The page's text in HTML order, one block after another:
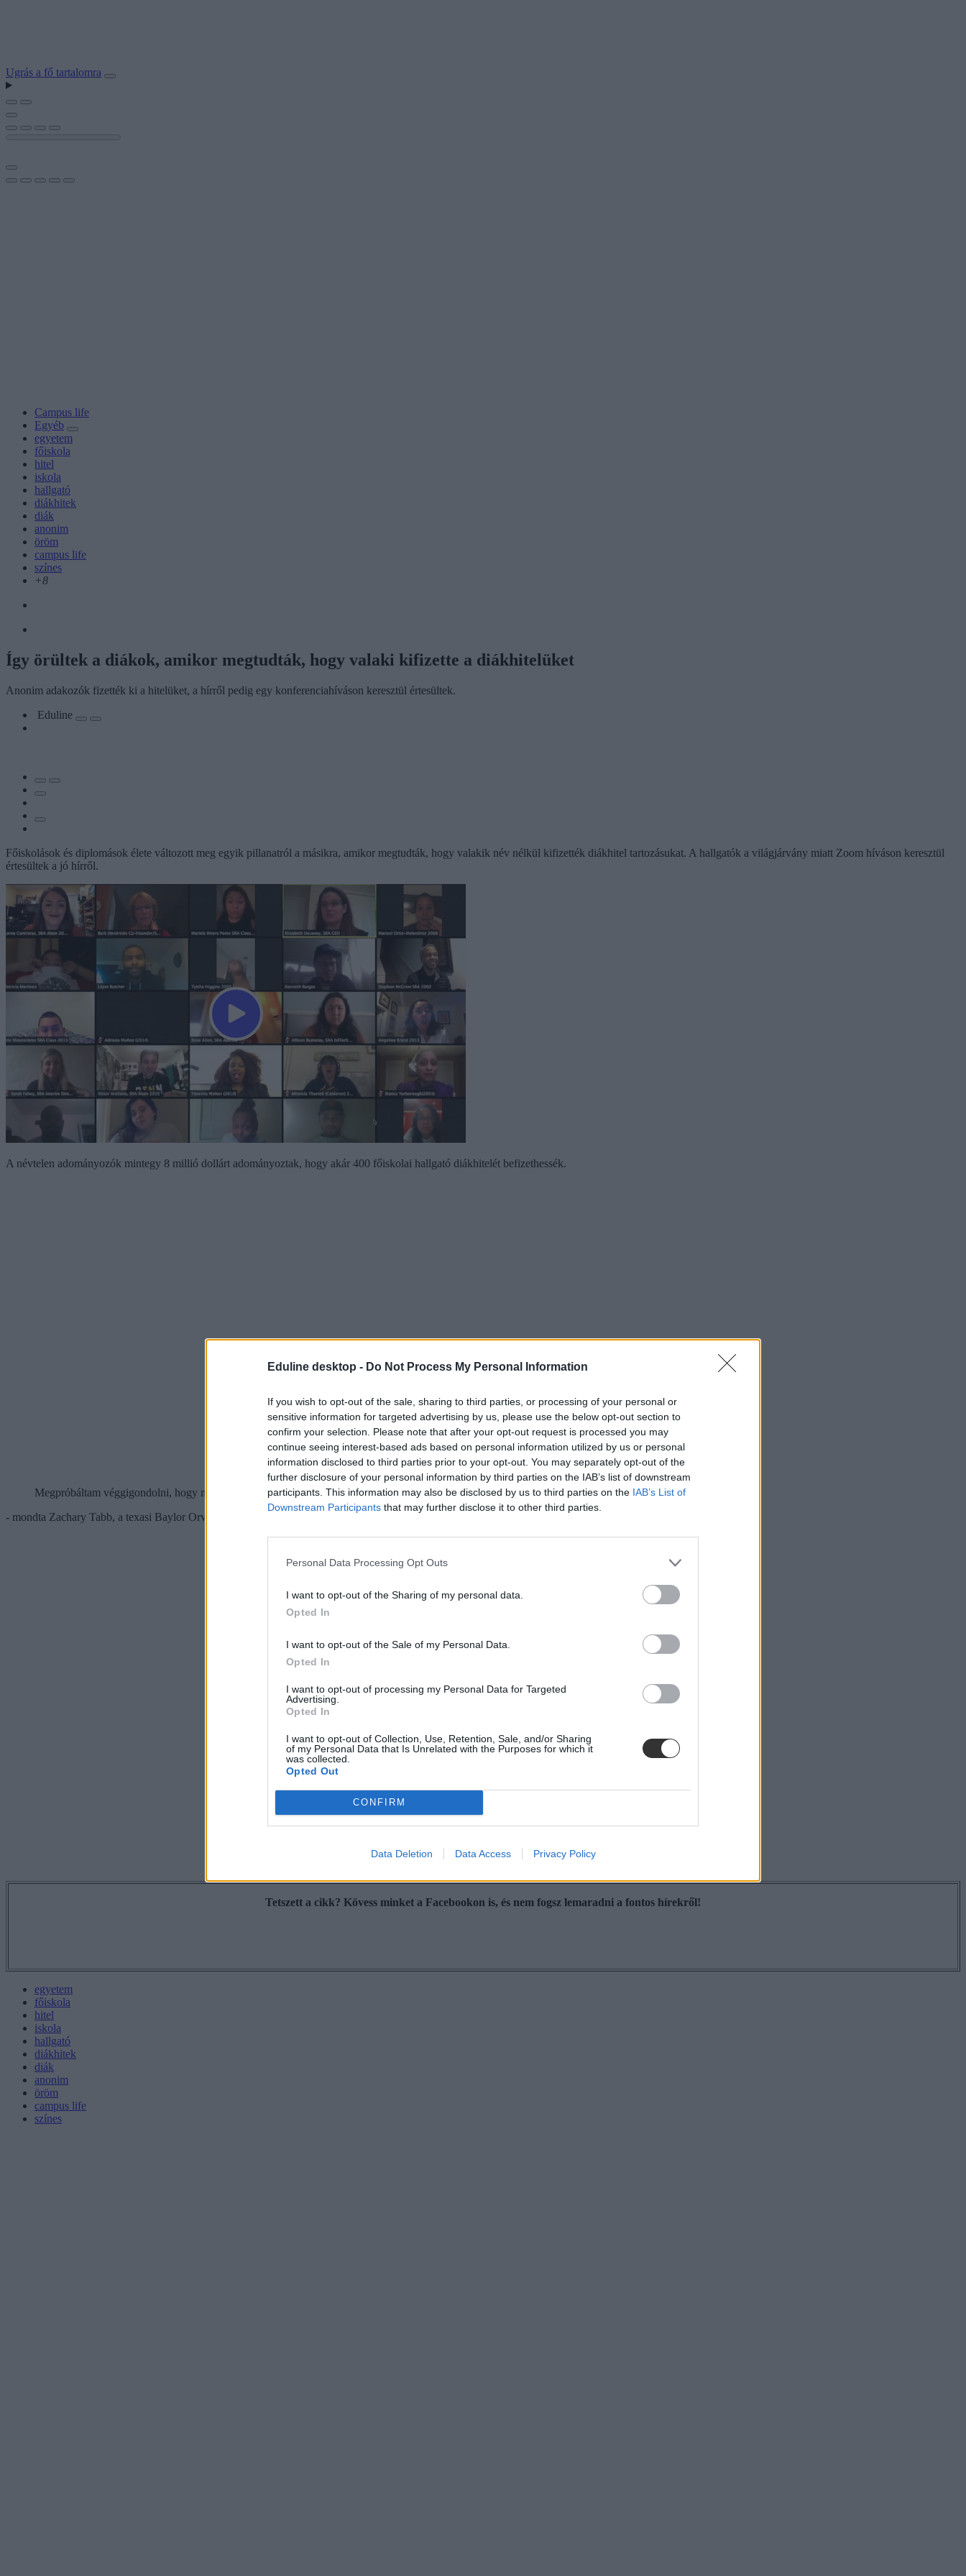
Eduline desktop - Do Not Process My Personal Information
If you wish to opt-out of the sale, sharing to third parties, or processing of your personal or
sensitive information for targeted advertising by us, please use the below opt-out section to
confirm your selection. Please note that after your opt-out request is processed you may
continue seeing interest-based ads based on personal information utilized by us or personal
information disclosed to third parties prior to your opt-out. You may separately opt-out of the
further disclosure of your personal information by third parties on the IAB’s list of downstream
participants. This information may also be disclosed by us to third parties on the IAB’s List of
Downstream Participants that may further disclose it to other third parties.
Personal Data Processing Opt Outs
I want to opt-out of the Sharing of my personal data.
Opted In
I want to opt-out of the Sale of my Personal Data.
Opted In
I want to opt-out of processing my Personal Data for Targeted
Advertising.
Opted In
I want to opt-out of Collection, Use, Retention, Sale, and/or Sharing
of my Personal Data that Is Unrelated with the Purposes for which it
was collected.
Opted Out
CONFIRM
Data Deletion Data Access Privacy Policy
Ugrás a fő tartalomra
Campus life
Egyéb
egyetem
főiskola
hitel
iskola
hallgató
diákhitek
diák
anonim
öröm
campus life
színes
+8
Így örültek a diákok, amikor megtudták, hogy valaki kifizette a diákhitelüket
Anonim adakozók fizették ki a hitelüket, a hírről pedig egy konferenciahíváson keresztül értesültek.
Eduline
Főiskolások és diplomások élete változott meg egyik pillanatról a másikra, amikor megtudták, hogy valakik név nélkül kifizették diákhitel tartozásukat. A hallgatók a világjárvány miatt Zoom híváson keresztül
értesültek a jó hírről.
A névtelen adományozók mintegy 8 millió dollárt adományoztak, hogy akár 400 főiskolai hallgató diákhitelét befizethessék.
Megpróbáltam véggigondolni, hogy milyen volt az adósságon kívüli élet.
- mondta Zachary Tabb, a texasi Baylor Orvostudományi Főiskola 35 éves gyermekorvosa.
Tetszett a cikk? Kövess minket a Facebookon is, és nem fogsz lemaradni a fontos hírekről!
egyetem
főiskola
hitel
iskola
hallgató
diákhitek
diák
anonim
öröm
campus life
színes